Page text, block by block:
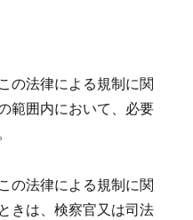
の法律による規制に関
範囲内において、必要
の法律による規制に関
きは、検察官又は司法